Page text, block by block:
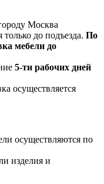
Москва
только до подъезда. По
мебели до
5-ти рабочих дней
осуществляется
осуществляются по
изделия и